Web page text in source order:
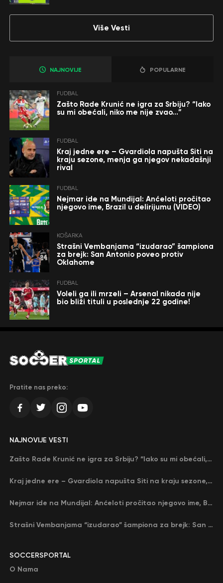
Više Vesti
NAJNOVIJE POPULARNE
FUDBAL
Zašto Rade Krunić ne igra za Srbiju? “Iako
su mi obećali, niko me nije zvao…”
FUDBAL
Kraj jedne ere – Gvardiola napušta Siti na
kraju sezone, menja ga njegov nekadašnji
rival
FUDBAL
Nejmar ide na Mundijal: Anćeloti pročitao
njegovo ime, Brazil u delirijumu (VIDEO)
KOŠARKA
Strašni Vembanjama “izudarao” šampiona
za brejk: San Antonio poveo protiv
Oklahome
FUDBAL
Voleli ga ili mrzeli – Arsenal nikada nije
bio bliži tituli u poslednje 22 godine!
Pratite nas preko:
SOCCERSPORTAL
O Nama
NAJNOVIJE VESTI
Zašto Rade Krunić ne igra za Srbiju? “Iako su mi obećali, niko me nije zvao…”
Kraj jedne ere – Gvardiola napušta Siti na kraju sezone, menja ga njegov nekadašnji rival
Nejmar ide na Mundijal: Anćeloti pročitao njegovo ime, Brazil u delirijumu (VIDEO)
Strašni Vembanjama “izudarao” šampiona za brejk: San Antonio poveo protiv Oklahome